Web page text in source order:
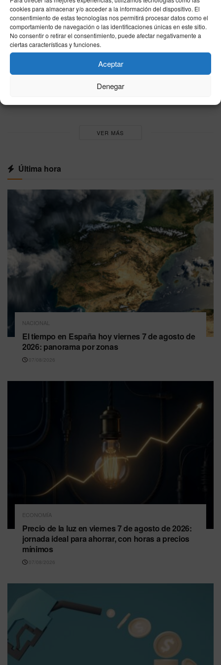
cookies para almacenar y/o acceder a la información del dispositivo. El
consentimiento de estas tecnologías nos permitirá procesar datos como el
comportamiento de navegación o las identificaciones únicas en este sitio.
No consentir o retirar el consentimiento, puede afectar negativamente a
ciertas características y funciones.
Aceptar
Denegar
denuncia un “efecto llamada”
31/07/2026
Trucos de cocina para principiantes: atajos
sencillos, seguridad y sabor
Cómo quitar las manchas más difíciles de la
ropa: guía práctica paso a paso
VER MÁS
Última hora
NACIONAL
El tiempo en España hoy viernes 7 de agosto de
2026: panorama por zonas
07/08/2026
ECONOMÍA
Precio de la luz en viernes 7 de agosto de 2026:
jornada ideal para ahorrar, con horas a precios
mínimos
07/08/2026